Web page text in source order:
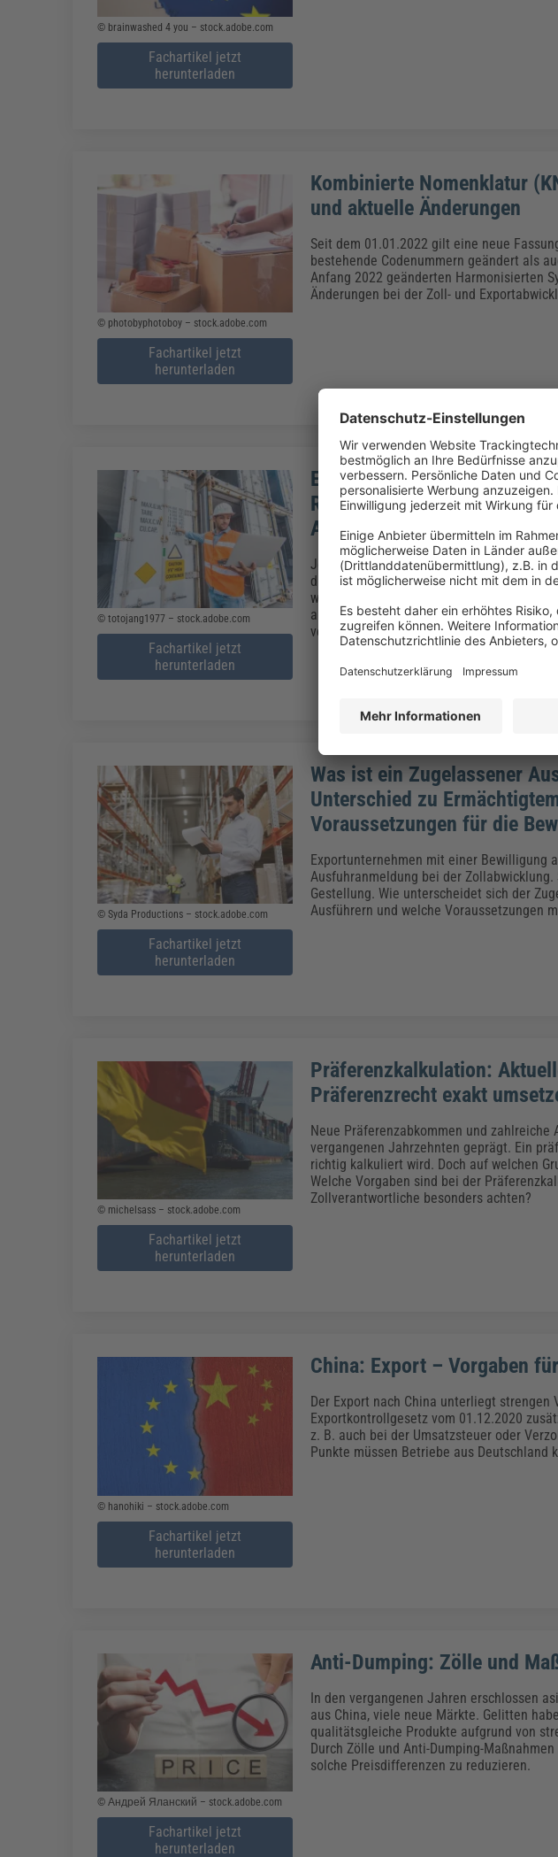
© brainwashed 4 you – stock.adobe.com
Fachartikel jetzt
herunterladen
© photobyphotoboy – stock.adobe.com
Fachartikel jetzt
herunterladen
Kombinierte Nomenklatur
und aktuelle Änderungen
Seit dem 01.01.2022 gilt eine neue
bestehende Codenummern geändert als
Anfang 2022 geänderten Harmonisierten
Änderungen bei der Zoll- und
© totojang1977 – stock.adobe.com
Fachartikel jetzt
herunterladen
Exportkontrollbeauftragter
Rechtsgrundlage und
Ausfuhrverantwortlichen
Jeder Exportvorgang im Unternehmen
drohen teils hohe Bußgeldstrafen. Um
werden, kann das Unternehmen einen
an die Geschäftsleitung oder den
verpflichtet, einen
© Syda Productions – stock.adobe.com
Fachartikel jetzt
herunterladen
Was ist ein Zugelassener
Unterschied zu
Voraussetzungen für die
Exportunternehmen mit einer Bewilligung
Ausfuhranmeldung bei der
Gestellung. Wie unterscheidet sich der
Ausführern und welche Voraussetzungen
© michelsass – stock.adobe.com
Fachartikel jetzt
herunterladen
Präferenzkalkulation:
Präferenzrecht exakt
Neue Präferenzabkommen und
vergangenen Jahrzehnten geprägt. Ein
richtig kalkuliert wird. Doch auf welchen
Welche Vorgaben sind bei der
Zollverantwortliche besonders achten?
© hanohiki – stock.adobe.com
Fachartikel jetzt
herunterladen
China: Export – Vorgaben
Der Export nach China unterliegt
Exportkontrollgesetz vom 01.12.2020
z. B. auch bei der Umsatzsteuer oder
Punkte müssen Betriebe aus Deutschland
© Андрей Яланский – stock.adobe.com
Fachartikel jetzt
herunterladen
Anti-Dumping: Zölle und
In den vergangenen Jahren erschlossen
aus China, viele neue Märkte. Gelitten
qualitätsgleiche Produkte aufgrund von
Durch Zölle und Anti-Dumping-
solche Preisdifferenzen zu reduzieren.